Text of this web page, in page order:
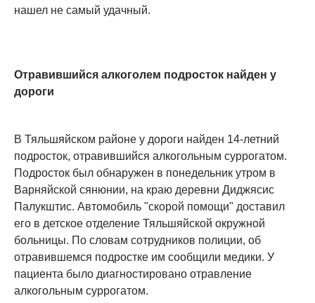
нашел не самый удачный.
Отравившийся алкоголем подросток найден у
дороги
В Тяльшяйском районе у дороги найден 14-летний
подросток, отравившийся алкогольным суррогатом.
Подросток был обнаружен в понедельник утром в
Варняйской сянюнии, на краю деревни Диджясис
Палукштис. Автомобиль "скорой помощи" доставил
его в детское отделение Тяльшяйской окружной
больницы. По словам сотрудников полиции, об
отравившемся подростке им сообщили медики. У
пациента было диагностировано отравление
алкогольным суррогатом.